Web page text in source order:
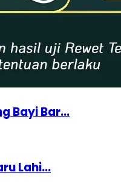
Bayi Bar...
Lahi...